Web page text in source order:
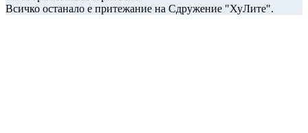
Всичко останало е притежание на Сдружение "ХуЛите".